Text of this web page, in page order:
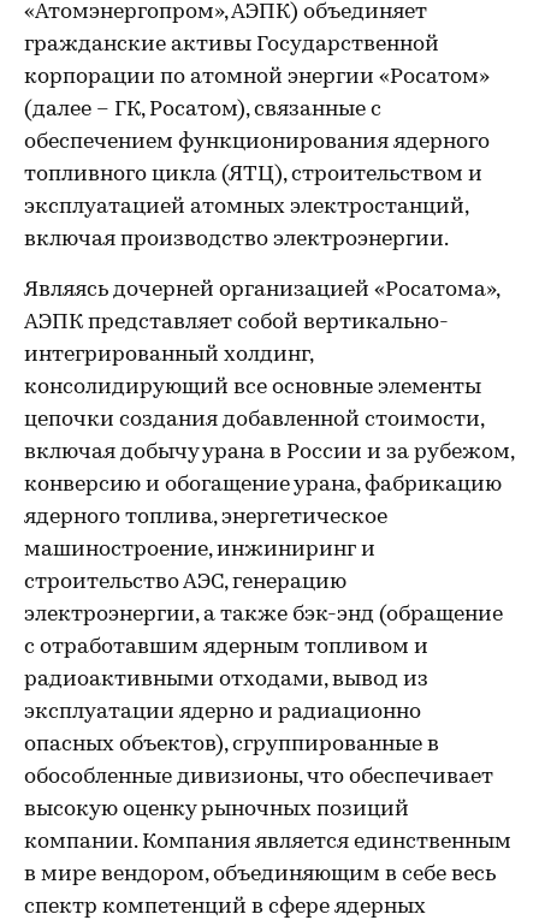
«Атомэнергопром», АЭПК) объединяет
гражданские активы Государственной
корпорации по атомной энергии «Росатом»
(далее – ГК, Росатом), связанные с
обеспечением функционирования ядерного
топливного цикла (ЯТЦ), строительством и
эксплуатацией атомных электростанций,
включая производство электроэнергии.
Являясь дочерней организацией «Росатома»,
АЭПК представляет собой вертикально-
интегрированный холдинг,
консолидирующий все основные элементы
цепочки создания добавленной стоимости,
включая добычу урана в России и за рубежом,
конверсию и обогащение урана, фабрикацию
ядерного топлива, энергетическое
машиностроение, инжиниринг и
строительство АЭС, генерацию
электроэнергии, а также бэк-энд (обращение
с отработавшим ядерным топливом и
радиоактивными отходами, вывод из
эксплуатации ядерно и радиационно
опасных объектов), сгруппированные в
обособленные дивизионы, что обеспечивает
высокую оценку рыночных позиций
компании. Компания является единственным
в мире вендором, объединяющим в себе весь
спектр компетенций в сфере ядерных